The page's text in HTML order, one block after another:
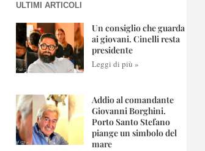
ULTIMI ARTICOLI
Un consiglio che guarda
ai giovani. Cinelli resta
presidente
Leggi di più »
Addio al comandante
Giovanni Borghini.
Porto Santo Stefano
piange un simbolo del
mare